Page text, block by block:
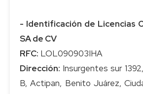
- Identificación de Licencias
SA de CV
RFC:
Dirección: Insurgentes sur
B, Actipan, Benito Juárez,